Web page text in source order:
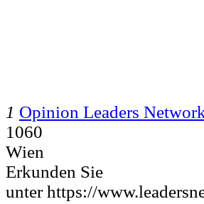
1 Opinion Leaders
1060
Wien
Erkunden Sie
unter https://